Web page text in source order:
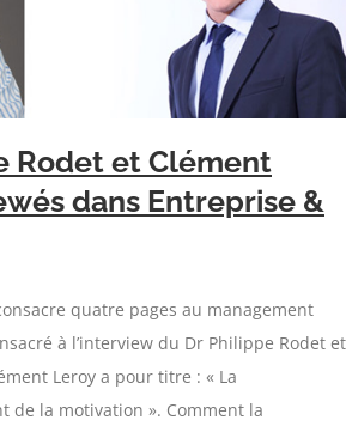
Rodet et Clément
dans Entreprise &
quatre pages au management
à l’interview du Dr Philippe Rodet et
Leroy a pour titre : « La
de la motivation ». Comment la